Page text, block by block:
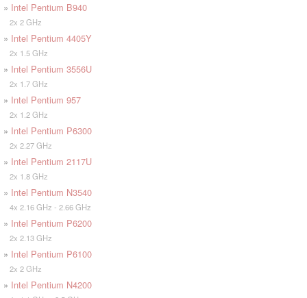
» Intel Pentium B940
2x 2 GHz
» Intel Pentium 4405Y
2x 1.5 GHz
» Intel Pentium 3556U
2x 1.7 GHz
» Intel Pentium 957
2x 1.2 GHz
» Intel Pentium P6300
2x 2.27 GHz
» Intel Pentium 2117U
2x 1.8 GHz
» Intel Pentium N3540
4x 2.16 GHz - 2.66 GHz
» Intel Pentium P6200
2x 2.13 GHz
» Intel Pentium P6100
2x 2 GHz
» Intel Pentium N4200